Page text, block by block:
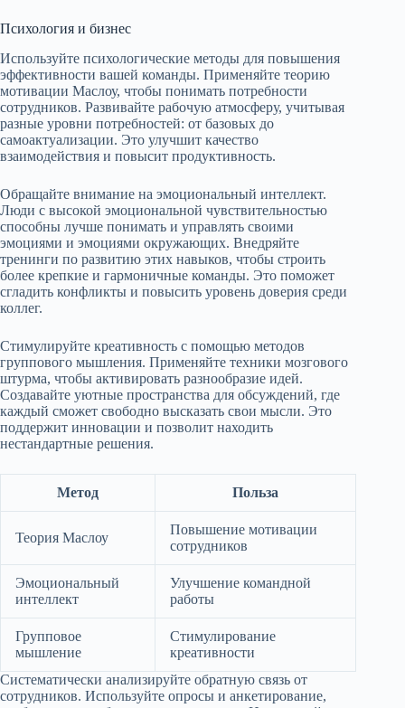
Психология и бизнес
Используйте психологические методы для повышения
эффективности вашей команды. Применяйте теорию
мотивации Маслоу, чтобы понимать потребности
сотрудников. Развивайте рабочую атмосферу, учитывая
разные уровни потребностей: от базовых до
самоактуализации. Это улучшит качество
взаимодействия и повысит продуктивность.
Обращайте внимание на эмоциональный интеллект.
Люди с высокой эмоциональной чувствительностью
способны лучше понимать и управлять своими
эмоциями и эмоциями окружающих. Внедряйте
тренинги по развитию этих навыков, чтобы строить
более крепкие и гармоничные команды. Это поможет
сгладить конфликты и повысить уровень доверия среди
коллег.
Стимулируйте креативность с помощью методов
группового мышления. Применяйте техники мозгового
штурма, чтобы активировать разнообразие идей.
Создавайте уютные пространства для обсуждений, где
каждый сможет свободно высказать свои мысли. Это
поддержит инновации и позволит находить
нестандартные решения.
Метод Польза
Теория Маслоу
Повышение мотивации
сотрудников
Эмоциональный
интеллект
Улучшение командной
работы
Групповое
мышление
Стимулирование
креативности
Систематически анализируйте обратную связь от
сотрудников. Используйте опросы и анкетирование,